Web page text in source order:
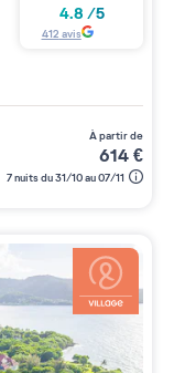
4.8 /5
412 avis
à partir de
614€
7 nuits du 31/10 au 07/11